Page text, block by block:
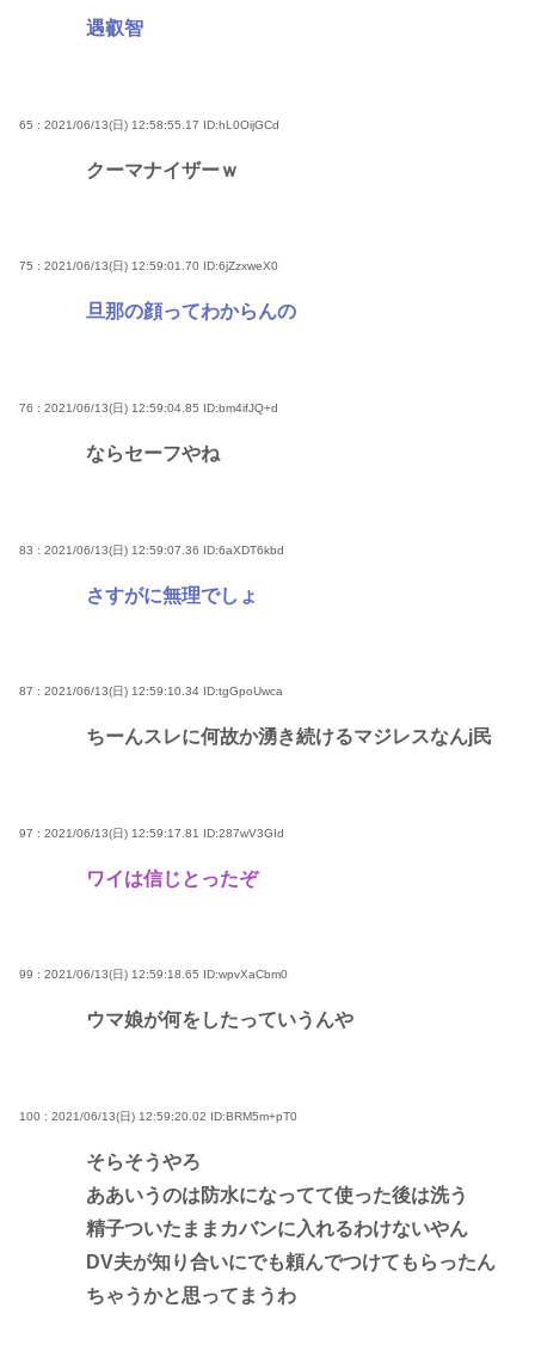
遇叡智
65 : 2021/06/13(日) 12:58:55.17 ID:hL0OijGCd
クーマナイザーｗ
75 : 2021/06/13(日) 12:59:01.70 ID:6jZzxweX0
旦那の顔ってわからんの
76 : 2021/06/13(日) 12:59:04.85 ID:bm4ifJQ+d
ならセーフやね
83 : 2021/06/13(日) 12:59:07.36 ID:6aXDT6kbd
さすがに無理でしょ
87 : 2021/06/13(日) 12:59:10.34 ID:tgGpoUwca
ちーんスレに何故か湧き続けるマジレスなんj民
97 : 2021/06/13(日) 12:59:17.81 ID:287wV3GId
ワイは信じとったぞ
99 : 2021/06/13(日) 12:59:18.65 ID:wpvXaCbm0
ウマ娘が何をしたっていうんや
100 : 2021/06/13(日) 12:59:20.02 ID:BRM5m+pT0
そらそうやろ
ああいうのは防水になってて使った後は洗う
精子ついたままカバンに入れるわけないやん
DV夫が知り合いにでも頼んでつけてもらったん
ちゃうかと思ってまうわ